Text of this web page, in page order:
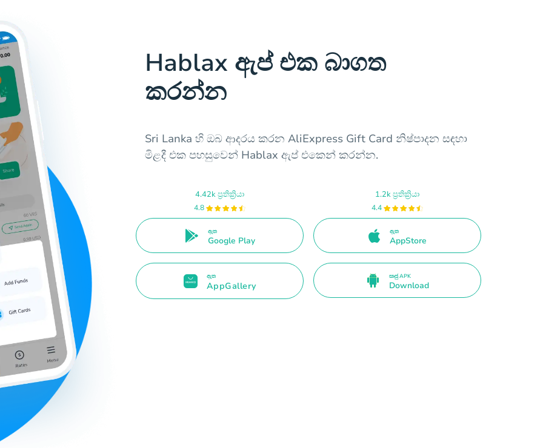
Hablax ඇප් එක බාගත
කරන්න
Sri Lanka හි ඔබ ආදරය කරන AliExpress Gift Card නිෂ්පාදන සඳහා
මිළදී එක පහසුවෙන් Hablax ඇප් එකෙන් කරන්න.
4.42k ප්‍රතික්‍රියා
4.8
ඇත
Google Play
1.2k ප්‍රතික්‍රියා
4.4
ඇත
AppStore
ඇත
AppGallery
සෘජු APK
Download